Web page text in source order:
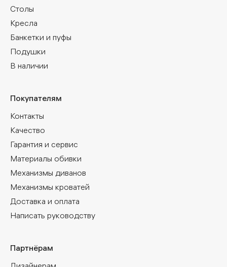
Столы
Кресла
Банкетки и пуфы
Подушки
В наличии
Покупателям
Контакты
Качество
Гарантия и сервис
Материалы обивки
Механизмы диванов
Механизмы кроватей
Доставка и оплата
Написать руководству
Партнёрам